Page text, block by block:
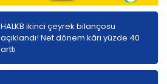
HALKB ikinci çeyrek bilançosu
açıklandı! Net dönem kârı yüzde 40
arttı